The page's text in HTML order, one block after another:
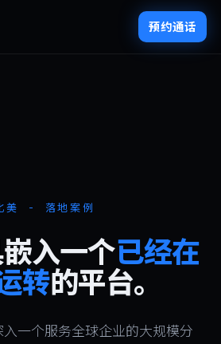
预约通话
美 - 落地案例
入一个已经在
转的平台。
一个服务全球企业的大规模分